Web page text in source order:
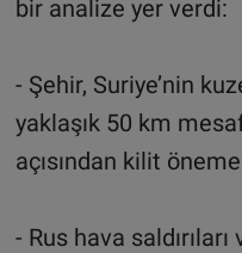
bir analize yer verdi:
- Şehir, Suriye’nin
yaklaşık 50 km
açısından kilit
- Rus hava saldırıları